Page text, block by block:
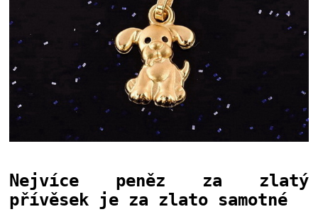
Nejvíce peněz za zlatý
přívěsek je za zlato samotné